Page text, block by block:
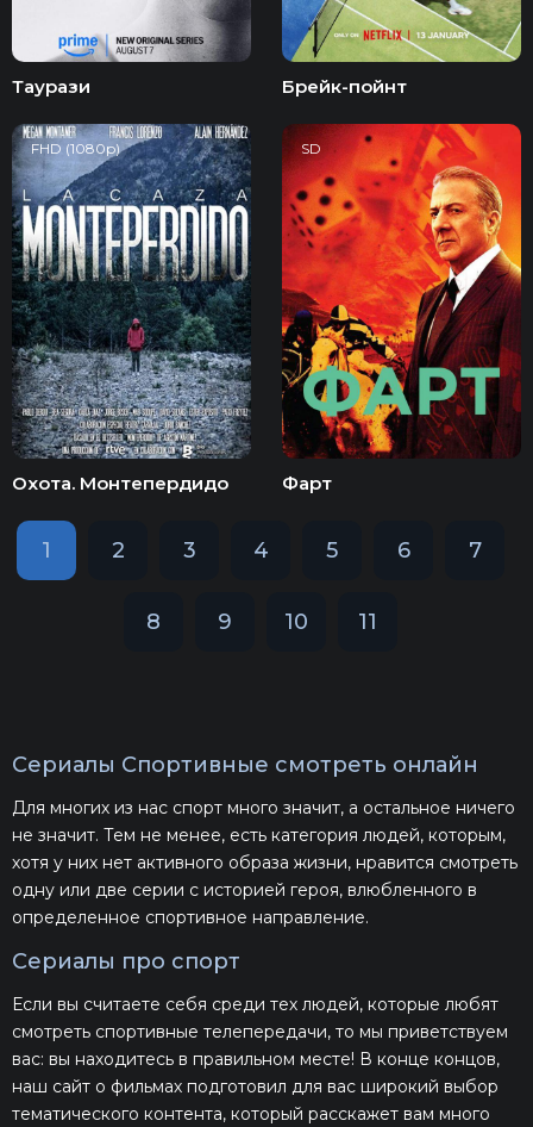
Таурази Брейк-пойнт
FHD (1080p)
Охота. Монтепердидо
SD
Фарт
1 2 3 4 5 6 7
8 9 10 11
Сериалы Спортивные смотреть онлайн
Для многих из нас спорт много значит, а остальное ничего
не значит. Тем не менее, есть категория людей, которым,
хотя у них нет активного образа жизни, нравится смотреть
одну или две серии с историей героя, влюбленного в
определенное спортивное направление.
Сериалы про спорт
Если вы считаете себя среди тех людей, которые любят
смотреть спортивные телепередачи, то мы приветствуем
вас: вы находитесь в правильном месте! В конце концов,
наш сайт о фильмах подготовил для вас широкий выбор
тематического контента, который расскажет вам много